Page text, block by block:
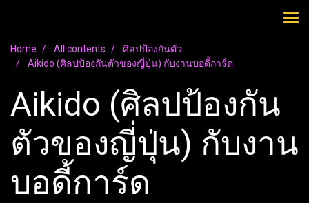
Home All contents
ศิลปป้องกันตัว
Aikido (ศิลปป้องกันตัวของญี่ปุ่น) กับงานบอดี้การ์ด
Aikido (ศิลปป้องกัน
ตัวของญี่ปุ่น) กับงาน
บอดี้การ์ด